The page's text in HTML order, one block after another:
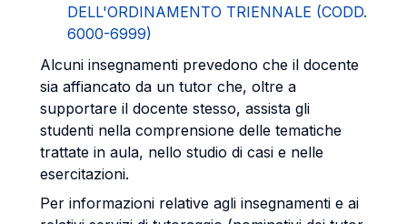
DELL'ORDINAMENTO TRIENNALE (CODD.
6000-6999)
Alcuni insegnamenti prevedono che il docente
sia affiancato da un tutor che, oltre a
supportare il docente stesso, assista gli
studenti nella comprensione delle tematiche
trattate in aula, nello studio di casi e nelle
esercitazioni.
Per informazioni relative agli insegnamenti e ai